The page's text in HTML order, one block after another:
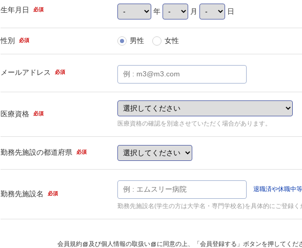
生年月日 必須 年 月 日
性別 必須 男性 女性
メールアドレス 必須
医療資格 必須
医療資格の確認を別途させていただく場合があります。
勤務先施設の都道府県 必須
勤務先施設名 必須
退職済や休職中
勤務先施設名(学生の方は大学名・専門学校名)を具体的にご登録く
会員規約 及び個人情報の取扱い
に同意の上、「会員登録する」ボタンを押してくだ